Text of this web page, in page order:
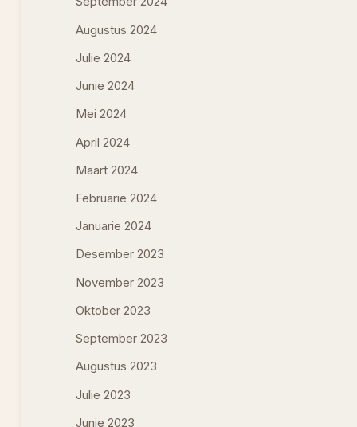
Augustus 2024
Julie 2024
Junie 2024
Mei 2024
April 2024
Maart 2024
Februarie 2024
Januarie 2024
Desember 2023
November 2023
Oktober 2023
September 2023
Augustus 2023
Julie 2023
Junie 2023